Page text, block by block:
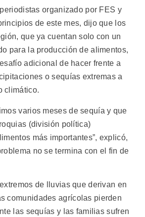
organizado por FES y
de este mes, dijo que los
que ya cuentan solo con un
para la producción de alimentos,
adicional de hacer frente a
o sequías extremas a
climático.
varios meses de sequía y que
(división política)
más importantes”, explicó,
no se termina con el fin de
de lluvias que derivan en
comunidades agrícolas pierden
las sequías y las familias sufren